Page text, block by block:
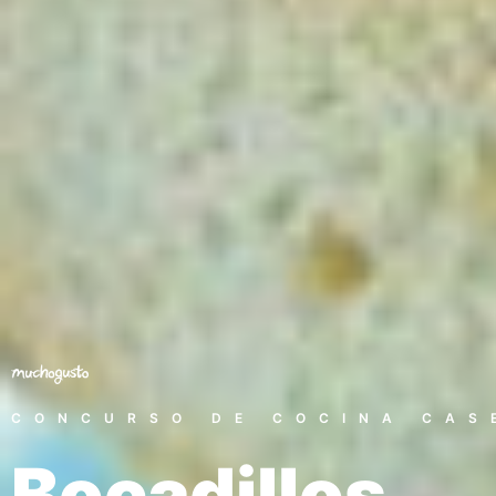
CONCURSO DE COCINA